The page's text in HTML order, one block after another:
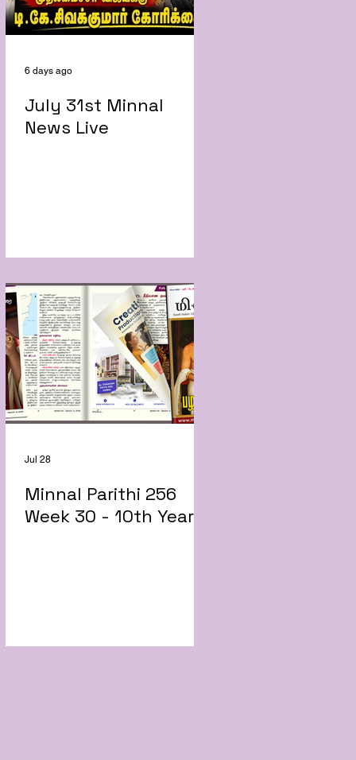
July 31st Minnal
News Live
6 days ago
Minnal Parithi 256
Week 30 - 10th Year
Jul 28